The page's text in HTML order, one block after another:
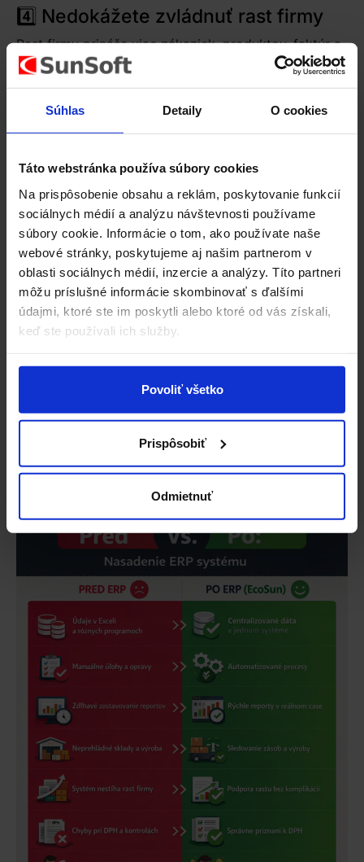
Súhlas Detaily O cookies
Táto webstránka používa súbory cookies
Na prispôsobenie obsahu a reklám, poskytovanie funkcií
sociálnych médií a analýzu návštevnosti používame
súbory cookie. Informácie o tom, ako používate naše
webové stránky, poskytujeme aj našim partnerom v
oblasti sociálnych médií, inzercie a analýzy. Títo partneri
môžu príslušné informácie skombinovať s ďalšími
údajmi, ktoré ste im poskytli alebo ktoré od vás získali,
keď ste používali ich služby.
Povoliť všetko
Prispôsobiť
Odmietnuť
4️⃣ Nedokážete zvládnuť rast firmy
Rast firmy prináša viac zákaziek, produktov, faktúr a
ľudí. Ak váš systém nezvláda spracovať vyšší objem
Riešenie:
podporuje rast firmy bez
nutnosti ďalších nástrojov. Procesy ostávajú
5️⃣ Zostavovanie reportov je zdĺhavé
a nepresné
Ak tvorba reportov trvá príliš dlho alebo obsahuje
chyby, je to jasný signál. Bez spoľahlivých dát
nemôžete robiť správne rozhodnutia.
👉Riešenie: EcoSuncentralizuje dáta a generuje
presné reporty rýchlo – či ide o účtovné závierky,
ERP systém by mal byť motorom vašej firmy, nie
uvedených signálov, zvážte moderné riešenie.
integruje vaše procesy, zlepšuje prehľadnosť
viac času na strategické rozhodovanie a rast firmy.